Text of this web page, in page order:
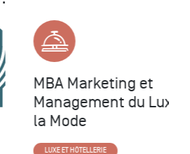
et
du Luxe et de